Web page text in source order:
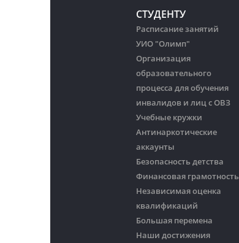
СТУДЕНТУ
Расписание занятий
УИО "Олимп"
Организация
образовательного
процесса для обучения
инвалидов и лиц с ОВЗ
Учебные кружки
Антинаркотические
аккаунты
Безопасность детства
Финансовая грамотность
Независимая оценка
квалификаций
Большая перемена
Наши достижения